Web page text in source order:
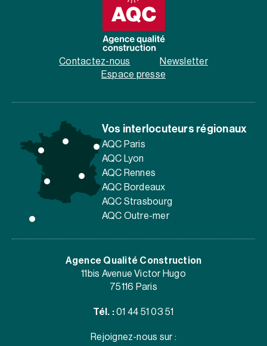
Contactez-nous
Newsletter
Espace presse
Vos interlocuteurs régionaux
AQC Paris
AQC Lyon
AQC Rennes
AQC Bordeaux
AQC Strasbourg
AQC Outre-mer
Agence Qualité Construction
11bis Avenue Victor Hugo
75116 Paris
Tél. : 01 44 51 03 51
Rejoignez-nous sur :